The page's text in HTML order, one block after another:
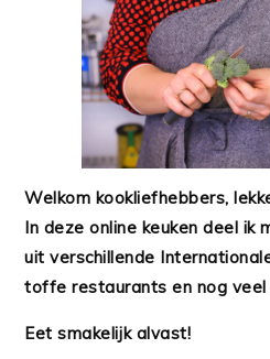
Welkom kookliefhebbers,
In deze online keuken deel ik
uit verschillende
toffe restaurants en nog veel
Eet smakelijk alvast!